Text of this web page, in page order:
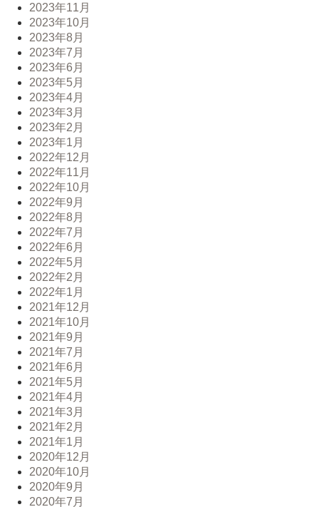
2023年11月
2023年10月
2023年8月
2023年7月
2023年6月
2023年5月
2023年4月
2023年3月
2023年2月
2023年1月
2022年12月
2022年11月
2022年10月
2022年9月
2022年8月
2022年7月
2022年6月
2022年5月
2022年2月
2022年1月
2021年12月
2021年10月
2021年9月
2021年7月
2021年6月
2021年5月
2021年4月
2021年3月
2021年2月
2021年1月
2020年12月
2020年10月
2020年9月
2020年7月